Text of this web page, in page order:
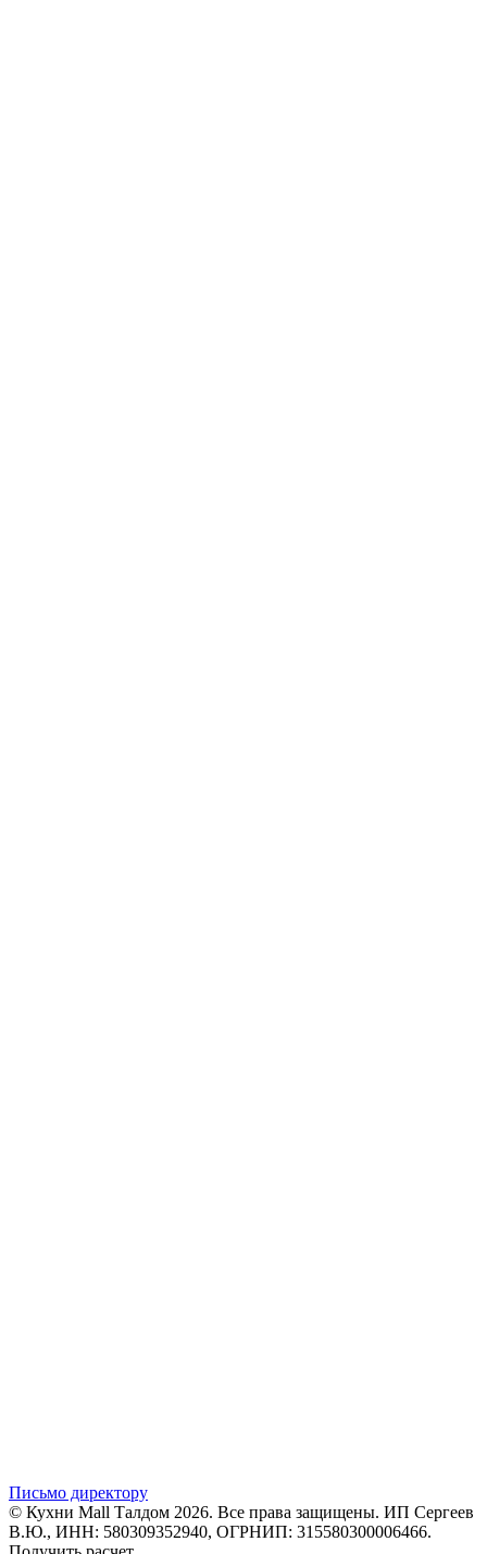
Письмо директору
© Кухни Mall Талдом 2026. Все права защищены. ИП Сергеев
В.Ю., ИНН: 580309352940, ОГРНИП: 315580300006466.